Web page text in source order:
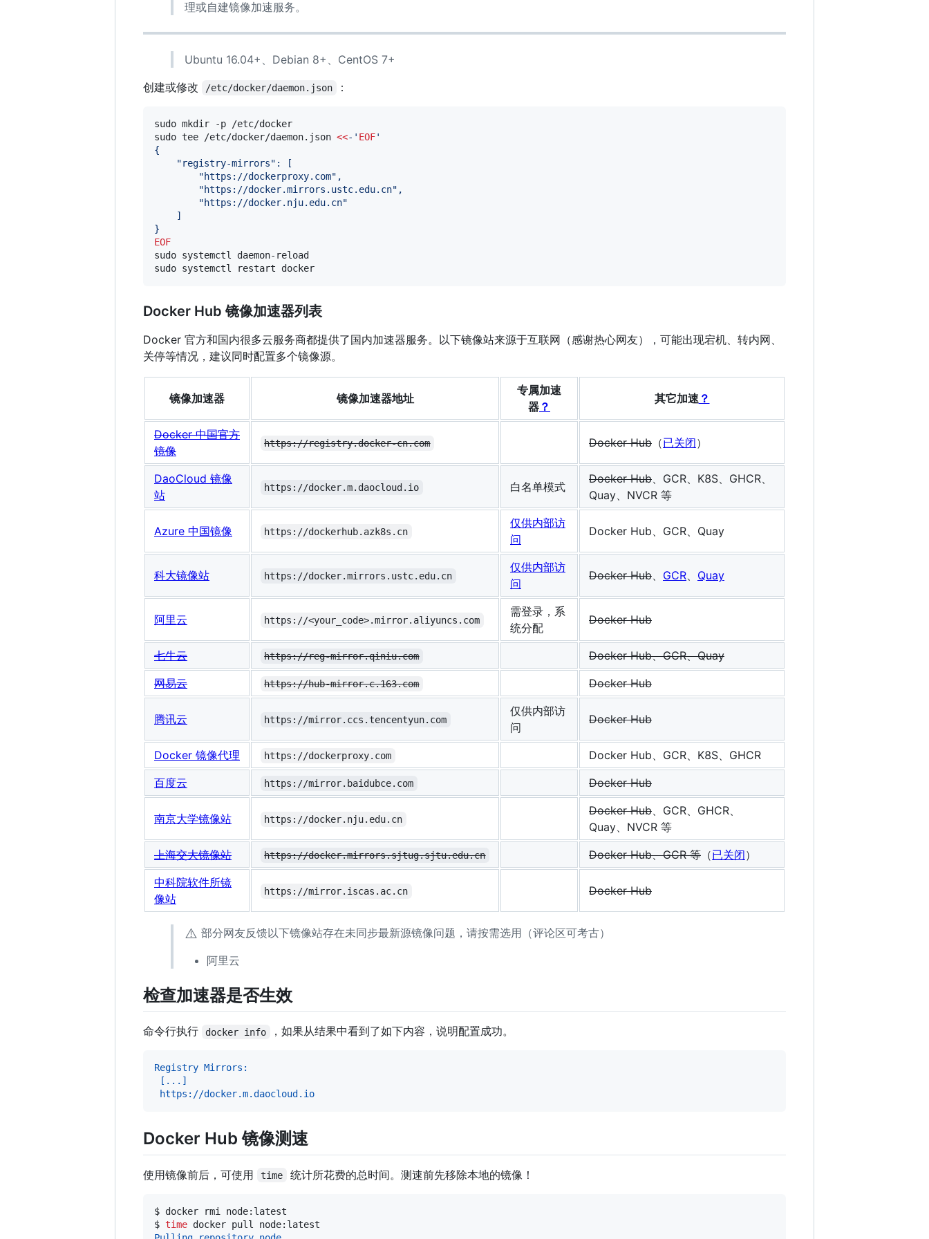
理或自建镜像加速服务。
Ubuntu 16.04+、Debian 8+、CentOS 7+
创建或修改
/etc/docker/daemon.json ：
sudo mkdir -p /etc/docker
sudo tee /etc/docker/daemon.json <<-' EOF'
{
    "registry-mirrors": [
        "https://dockerproxy.com",
        "https://docker.mirrors.ustc.edu.cn",
        "https://docker.nju.edu.cn"
    ]
}
EOF
sudo systemctl daemon-reload
sudo systemctl restart docker
Docker Hub 镜像加速器列表
Docker 官方和国内很多云服务商都提供了国内加速器服务。以下镜像站来源于互联网（感谢热心网友），可能出现宕机、转内网、
关停等情况，建议同时配置多个镜像源。
镜像加速器 镜像加速器地址
专属加速
器 ？
其它加速？
Docker 中国官方
镜像
https://registry.docker-cn.com Docker Hub （已关闭）
DaoCloud 镜像
站
https://docker.m.daocloud.io 白名单模式
Docker Hub、GCR、K8S、GHCR、
Quay、NVCR 等
Azure 中国镜像 https://dockerhub.azk8s.cn
仅供内部访
问
Docker Hub、GCR、Quay
科大镜像站 https://docker.mirrors.ustc.edu.cn
仅供内部访
问
Docker Hub、 GCR、 Quay
阿里云 https://<your_code>.mirror.aliyuncs.com
需登录，系
统分配
Docker Hub
七牛云 https://reg-mirror.qiniu.com
Docker Hub、GCR、Quay
网易云
https://hub-mirror.c.163.com Docker Hub
腾讯云 https://mirror.ccs.tencentyun.com
仅供内部访
问
Docker Hub
Docker 镜像代理 https://dockerproxy.com
Docker Hub、GCR、K8S、GHCR
百度云
https://mirror.baidubce.com Docker Hub
南京大学镜像站 https://docker.nju.edu.cn
Docker Hub、GCR、GHCR、
Quay、NVCR 等
上海交大镜像站
https://docker.mirrors.sjtug.sjtu.edu.cn Docker Hub、GCR 等 （已关闭）
中科院软件所镜
像站
https://mirror.iscas.ac.cn Docker Hub
⚠️ 部分网友反馈以下镜像站存在未同步最新源镜像问题，请按需选用（评论区可考古）
阿里云
检查加速器是否生效
命令行执行 docker info ，如果从结果中看到了如下内容，说明配置成功。
Registry Mirrors:
[...]
https://docker.m.daocloud.io
Docker Hub 镜像测速
使用镜像前后，可使用 time 统计所花费的总时间。测速前先移除本地的镜像！
$ docker rmi node:latest
$ time docker pull node:latest